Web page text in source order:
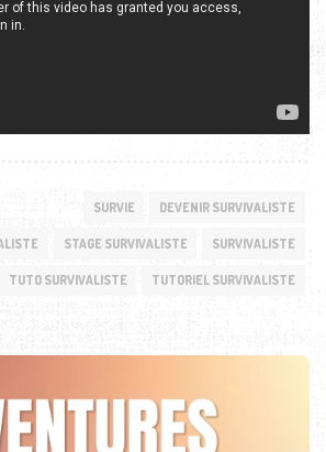
SURVIE DEVENIR SURVIVALISTE
STAGE SURVIVALISTE SURVIVALISTE
TUTO SURVIVALISTE TUTORIEL SURVIVALISTE